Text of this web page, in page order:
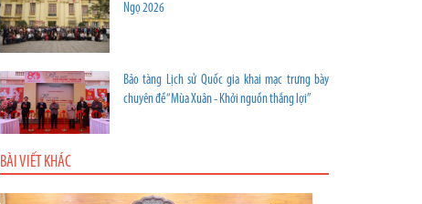
Ngọ 2026
Bảo tàng Lịch sử Quốc gia khai mạc trưng bày
chuyên đề “Mùa Xuân - Khởi nguồn thắng lợi”
BÀI VIẾT KHÁC